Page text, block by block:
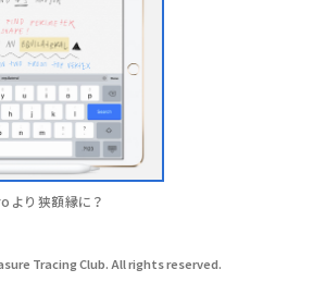
より狭額縁に？
Tracing Club. All rights reserved.